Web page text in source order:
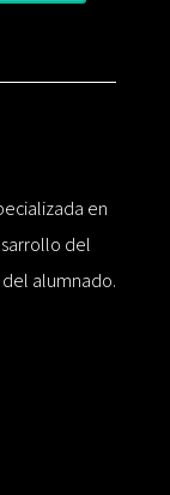
en
del
alumnado.